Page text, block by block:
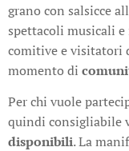
grano con salsicce
spettacoli musicali
comitive e visitatori
momento di
Per chi vuole
quindi consigliabile
disponibili. La